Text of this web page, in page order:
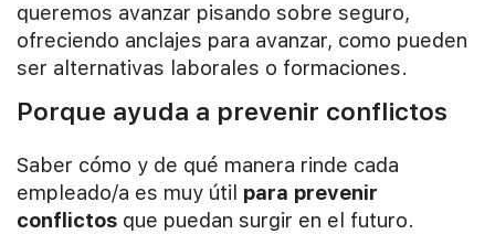
queremos avanzar pisando sobre seguro,
ofreciendo anclajes para avanzar, como pueden
ser alternativas laborales o formaciones.
Porque ayuda a prevenir conflictos
Saber cómo y de qué manera rinde cada
empleado/a es muy útil para prevenir
conflictos que puedan surgir en el futuro.